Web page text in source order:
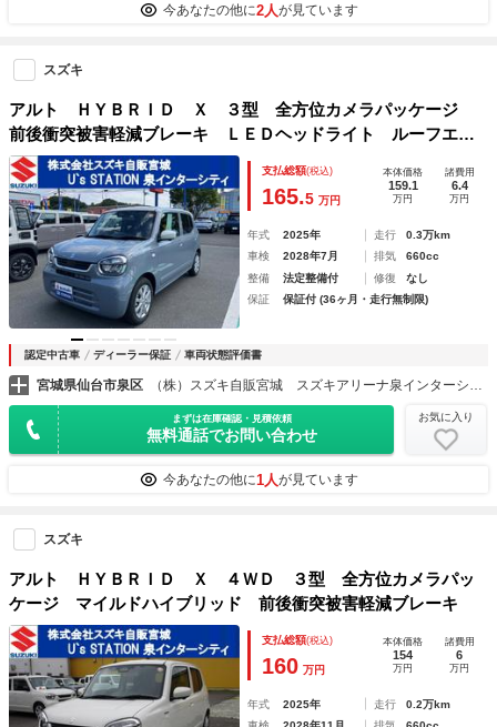
今あなたの他に2人が見ています
スズキ
アルト ＨＹＢＲＩＤ Ｘ ３型 全方位カメラパッケージ
前後衝突被害軽減ブレーキ ＬＥＤヘッドライト ルーフエン
ドスポイラー
支払総額(税込)
165.5 万円
本体価格
159.1
万円
諸費用
6.4
万円
年式 2025年 走行
0.3万km
車検
2028年7月 排気
660cc
整備
法定整備付 修復
なし
保証
保証付 (36ヶ月・走行無制限)
認定中古車 ディーラー保証 車両状態評価書
宮城県仙台市泉区 （株）スズキ自販宮城 スズキアリーナ泉インターシティー／Ｕ’ｓＳＴＡＴＩＯＮ泉インターシティー
まずは在庫確認・見積依頼
無料通話でお問い合わせ
お気に入り
今あなたの他に1人が見ています
スズキ
アルト ＨＹＢＲＩＤ Ｘ ４ＷＤ ３型 全方位カメラパッ
ケージ マイルドハイブリッド 前後衝突被害軽減ブレーキ
支払総額(税込)
160 万円
本体価格
154
万円
諸費用
6
万円
年式 2025年 走行
0.2万km